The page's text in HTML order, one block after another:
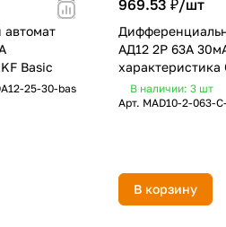
Basic
25-30-bas
969.53 ₽/шт
АД12 2Р 63А
характеристика
В наличии: 3 шт
Арт. MAD10-2-063-
В корзину